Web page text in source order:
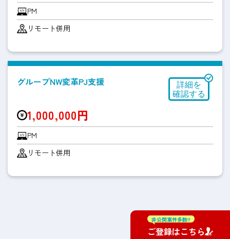
PM
リモート併用
グループNW変革PJ支援
1,000,000円
PM
リモート併用
非公開案件多数!!
ご登録はこちら